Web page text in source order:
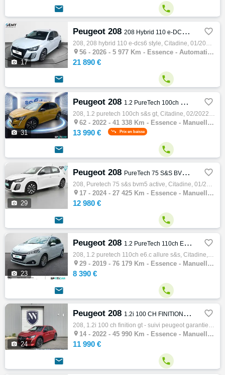
 
 17
Peugeot 208 208 Hybrid 110 e-DCS6 Style 
208, 208 hybrid 110 e-dcs6 style, Citadine, 01/2026, 110ch, 5cv, 5977 km, 5 portes, 5 places, Essence, Boite de vitesse automatique, Gps, A…
 56 - 2026 - 5 977 Km - Essence - Automatique - Citadine
21 890 €
 
 31
Peugeot 208 1.2 PureTech 100ch S&S GT 
208, 1.2 puretech 100ch s&s gt, Citadine, 02/2022, 102ch, 5cv, 41338 km, 5 portes, 5 places, Première main, Clim. auto, Essence, Boite de v…
 62 - 2022 - 41 338 Km - Essence - Manuelle - Citadine
13 990 € Prix en baisse
 
 29
Peugeot 208 PureTech 75 S&S BVM5 Active 
208, Puretech 75 s&s bvm5 active, Citadine, 01/2024, 75ch, 4cv, 27425 km, 5 portes, 5 places, Essence, Boite de vitesse manuelle, Régulateu…
 17 - 2024 - 27 425 Km - Essence - Manuelle - Citadine
12 980 €
 
 23
Peugeot 208 1.2 PureTech 110ch E6.c Allure S&S 
208, 1.2 puretech 110ch e6.c allure s&s, Citadine, 03/2019, 110ch, 5cv, 76179 km, 5 portes, 5 places, Clim. auto, Essence, Boite de vitesse…
 29 - 2019 - 76 179 Km - Essence - Manuelle - Citadine
8 390 €
 
 24
Peugeot 208 1.2i 100 CH FINITION GT - SUIVI PEUGEOT GARANTIE 6 MOIS 
208, 1.2i 100 ch finition gt - suivi peugeot garantie 6 mois, Citadine, 05/2022, 100ch, 5cv, 45990 km, 5 portes, 5 places, Clim. auto, Esse…
 14 - 2022 - 45 990 Km - Essence - Manuelle - Citadine
11 990 €
 